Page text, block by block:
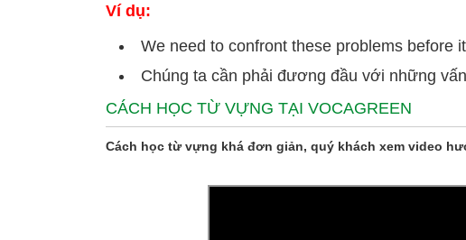
Ví dụ:
We need to confront these problems before
Chúng ta cần phải đương đầu với những
CÁCH HỌC TỪ VỰNG TẠI VOCAGREEN
Cách học từ vựng khá đơn giản, quý khách xem video